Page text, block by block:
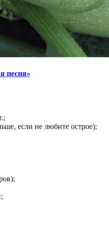
песня»
если не любите острое);